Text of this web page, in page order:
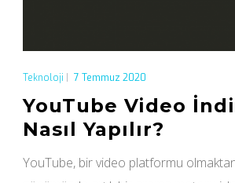
Teknoloji 7 Temmuz 2020
YouTube Video
Nasıl Yapılır?
YouTube, bir video platformu